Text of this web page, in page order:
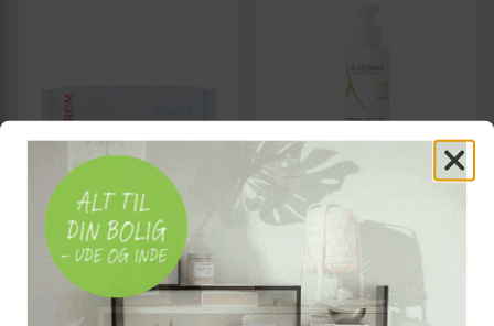
TOPICREM
Topicrem Baby vådservietter
60 stk.
(29)
A-Derma Dermalibour+
rensende gel 200 ml - til
baby og sensitive hud